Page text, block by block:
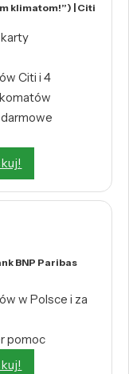
klimatom!”) | Citi
Citi i 4
BNP Paribas
w Polsce i za
pomoc